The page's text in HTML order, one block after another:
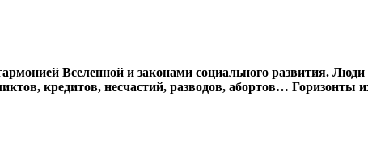
Вселенной и законами социального развития. Люди
кредитов, несчастий, разводов, абортов… Горизонты